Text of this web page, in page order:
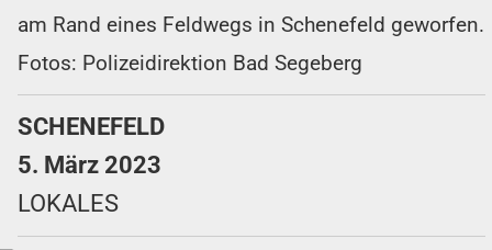
am Rand eines Feldwegs in Schenefeld geworfen.
Fotos: Polizeidirektion Bad Segeberg
SCHENEFELD
5. März 2023
LOKALES